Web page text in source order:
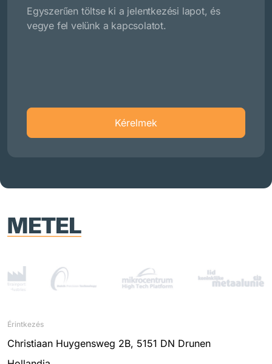
Egyszerűen töltse ki a jelentkezési lapot, és
vegye fel velünk a kapcsolatot.
Kérelmek
Érintkezés
Christiaan Huygensweg 2B, 5151 DN Drunen